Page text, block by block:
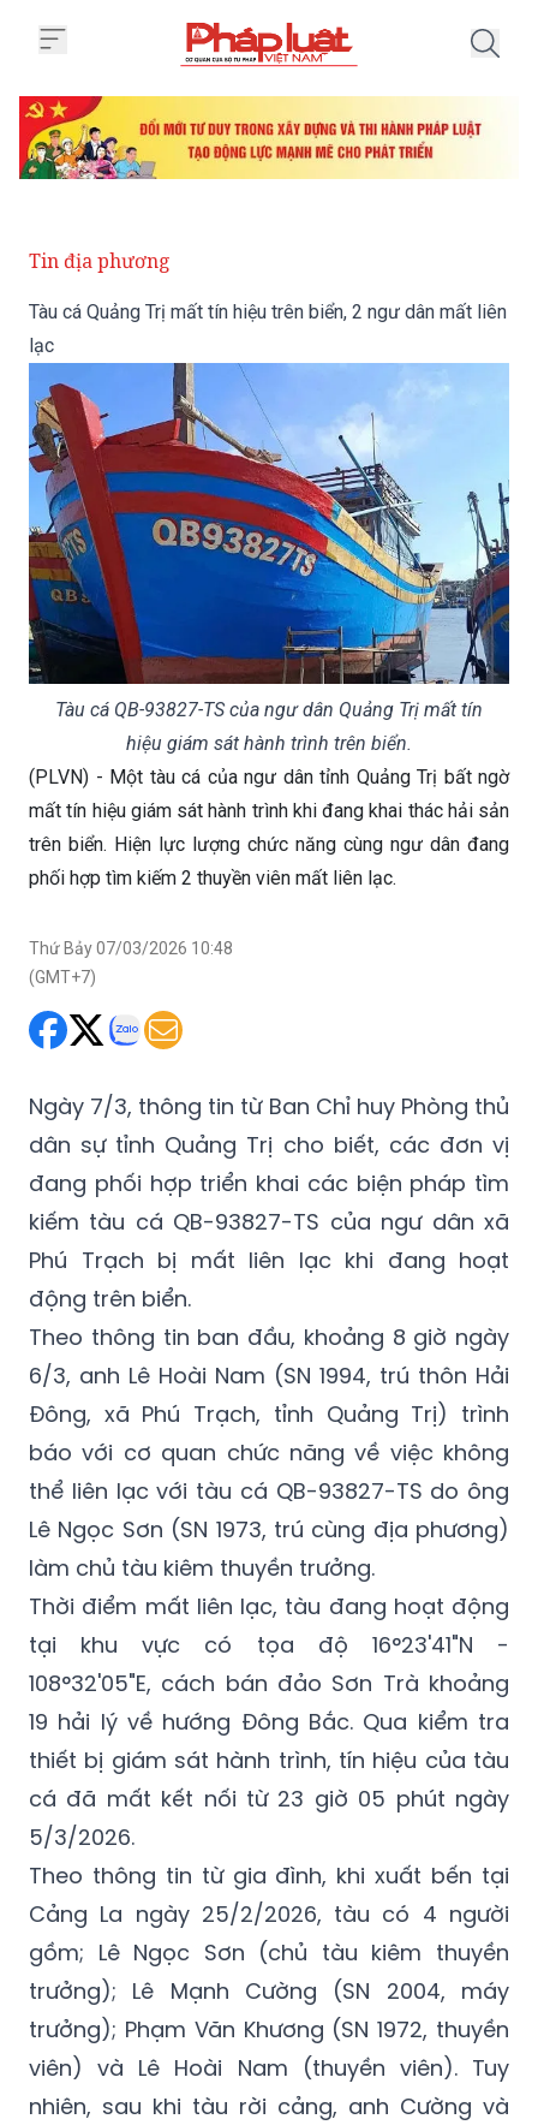
Tin địa phương
Tàu cá Quảng Trị mất tín hiệu trên biển, 2 ngư dân mất liên
lạc
Tàu cá QB-93827-TS của ngư dân Quảng Trị mất tín
hiệu giám sát hành trình trên biển.
(PLVN) - Một tàu cá của ngư dân tỉnh Quảng Trị bất ngờ
mất tín hiệu giám sát hành trình khi đang khai thác hải sản
trên biển. Hiện lực lượng chức năng cùng ngư dân đang
phối hợp tìm kiếm 2 thuyền viên mất liên lạc.
Thứ Bảy 07/03/2026 10:48
(GMT+7)
Ngày 7/3, thông tin từ Ban Chỉ huy Phòng thủ
dân sự tỉnh Quảng Trị cho biết, các đơn vị
đang phối hợp triển khai các biện pháp tìm
kiếm tàu cá QB-93827-TS của ngư dân xã
Phú Trạch bị mất liên lạc khi đang hoạt
động trên biển.
Theo thông tin ban đầu, khoảng 8 giờ ngày
6/3, anh Lê Hoài Nam (SN 1994, trú thôn Hải
Đông, xã Phú Trạch, tỉnh Quảng Trị) trình
báo với cơ quan chức năng về việc không
thể liên lạc với tàu cá QB-93827-TS do ông
Lê Ngọc Sơn (SN 1973, trú cùng địa phương)
làm chủ tàu kiêm thuyền trưởng.
Thời điểm mất liên lạc, tàu đang hoạt động
tại khu vực có tọa độ 16°23'41"N -
108°32'05"E, cách bán đảo Sơn Trà khoảng
19 hải lý về hướng Đông Bắc. Qua kiểm tra
thiết bị giám sát hành trình, tín hiệu của tàu
cá đã mất kết nối từ 23 giờ 05 phút ngày
5/3/2026.
Theo thông tin từ gia đình, khi xuất bến tại
Cảng La ngày 25/2/2026, tàu có 4 người
gồm; Lê Ngọc Sơn (chủ tàu kiêm thuyền
trưởng); Lê Mạnh Cường (SN 2004, máy
trưởng); Phạm Văn Khương (SN 1972, thuyền
viên) và Lê Hoài Nam (thuyền viên). Tuy
nhiên, sau khi tàu rời cảng, anh Cường và